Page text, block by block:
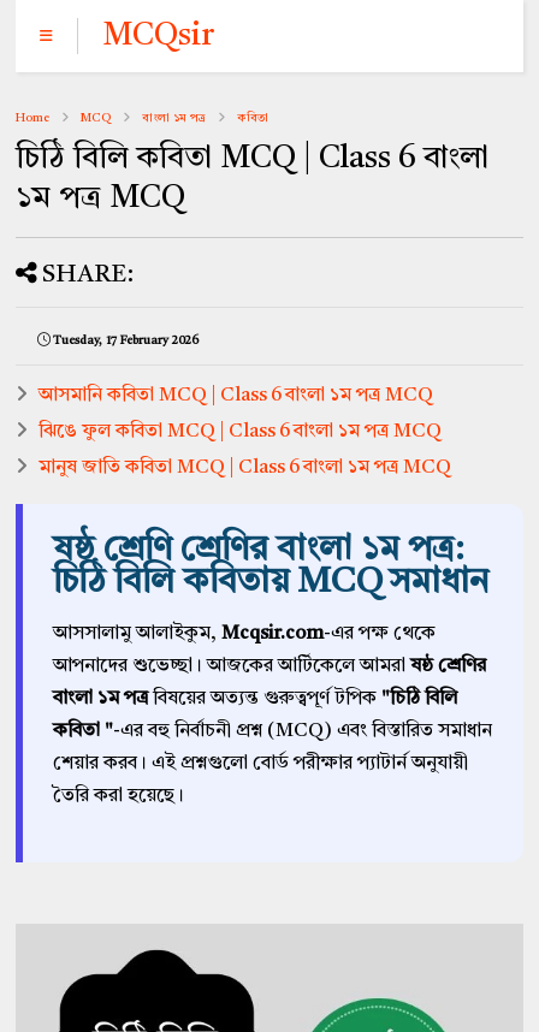
MCQsir
Home MCQ বাংলা ১ম পত্র কবিতা
চিঠি বিলি কবিতা MCQ | Class 6 বাংলা
১ম পত্র MCQ
SHARE:
Tuesday, 17 February 2026
আসমানি কবিতা MCQ | Class 6 বাংলা ১ম পত্র MCQ
ঝিঙে ফুল কবিতা MCQ | Class 6 বাংলা ১ম পত্র MCQ
মানুষ জাতি কবিতা MCQ | Class 6 বাংলা ১ম পত্র MCQ
ষষ্ঠ শ্রেণি শ্রেণির বাংলা ১ম পত্র:
চিঠি বিলি কবিতায় MCQ সমাধান
আসসালামু আলাইকুম,Mcqsir.com-এর পক্ষ থেকে
আপনাদের শুভেচ্ছা। আজকের আর্টিকেলে আমরাষষ্ঠ শ্রেণির
বাংলা ১ম পত্রবিষয়ের অত্যন্ত গুরুত্বপূর্ণ টপিক "চিঠি বিলি
কবিতা "-এর বহু নির্বাচনী প্রশ্ন (MCQ) এবং বিস্তারিত সমাধান
শেয়ার করব। এই প্রশ্নগুলো বোর্ড পরীক্ষার প্যাটার্ন অনুযায়ী
তৈরি করা হয়েছে।